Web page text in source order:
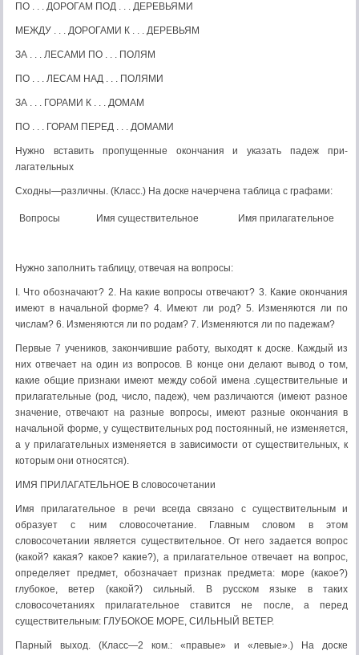
ПО . . . ДОРОГАМ ПОД . . . ДЕРЕВЬЯМИ
МЕЖДУ . . . ДОРОГАМИ К . . . ДЕРЕВЬЯМ
ЗА . . . ЛЕСАМИ ПО . . . ПОЛЯМ
ПО . . . ЛЕСАМ НАД . . . ПОЛЯМИ
ЗА . . . ГОРАМИ К . . . ДОМАМ
ПО . . . ГОРАМ ПЕРЕД . . . ДОМАМИ
Нужно вставить пропущенные окончания и указать падеж при­
лагательных
Сходны—различны. (Класс.) На доске начерчена таблица с графами:
Вопросы Имя существительное Имя прилагательное
Нужно заполнить таблицу, отвечая на вопросы:
I. Что обозначают? 2. На какие вопросы отвечают? 3. Какие окончания
имеют в начальной форме? 4. Имеют ли род? 5. Изме­няются ли по
числам? 6. Изменяются ли по родам? 7. Изменяют­ся ли по падежам?
Первые 7 учеников, закончившие работу, выходят к доске. Каждый из
них отвечает на один из вопросов. В конце они де­лают вывод о том,
какие общие признаки имеют между собой имена .существительные и
прилагательные (род, число, падеж), чем различаются (имеют разное
значение, отвечают на разные вопросы, имеют разные окончания в
начальной форме, у сущест­вительных род постоянный, не изменяется,
а у прилагательных изменяется в зависимости от существительных, к
которым они относятся).
ИМЯ ПРИЛАГАТЕЛЬНОЕ В словосочетании
Имя прилагательное в речи всегда связано с существительным и
образует с ним словосочетание. Главным словом в этом
словосочетании является существительное. От него за­дается вопрос
(какой? какая? какое? какие?), а при­лагательное отвечает на вопрос,
определяет предмет, обозначает признак предмета: море (какое?)
глубокое, ветер (какой?) сильный. В русском языке в таких
словосочетаниях прилага­тельное ставится не после, а перед
существительным: ГЛУБОКОЕ МОРЕ, СИЛЬНЫЙ ВЕТЕР.
Парный выход. (Класс—2 ком.: «правые» и «левые».) На доске